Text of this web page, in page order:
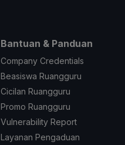
Bantuan & Panduan
Company Credentials
Beasiswa Ruangguru
Cicilan Ruangguru
Promo Ruangguru
Vulnerability Report
Layanan Pengaduan